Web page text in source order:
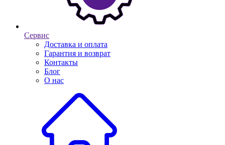
Сервис
Доставка и оплата
Гарантия и возврат
Контакты
Блог
О нас